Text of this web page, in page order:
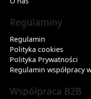
Regulaminy
Regulamin
Polityka cookies
Polityka Prywatności
Regulamin współpracy
Współpraca B2B